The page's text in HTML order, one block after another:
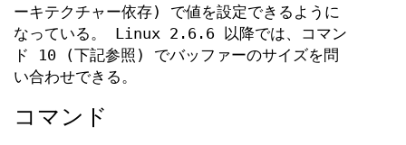
ーキテクチャー依存) で値を設定できるように
なっている。 Linux 2.6.6 以降では、コマン
ド 10 (下記参照) でバッファーのサイズを問
い合わせできる。
コマンド